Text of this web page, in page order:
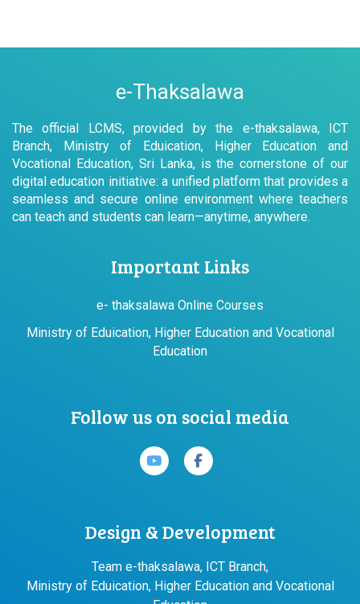
e-Thaksalawa
The official LCMS, provided by the e-thaksalawa, ICT
Branch, Ministry of Eduication, Higher Education and
Vocational Education, Sri Lanka, is the cornerstone of our
digital education initiative: a unified platform that provides a
seamless and secure online environment where teachers
can teach and students can learn—anytime, anywhere.
Important Links
e- thaksalawa Online Courses
Ministry of Eduication, Higher Education and Vocational
Education
Follow us on social media
Design & Development
Team e-thaksalawa, ICT Branch,
Ministry of Eduication, Higher Education and Vocational